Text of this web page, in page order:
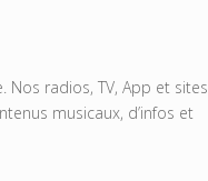
radios, TV, App et sites
musicaux, d’infos et